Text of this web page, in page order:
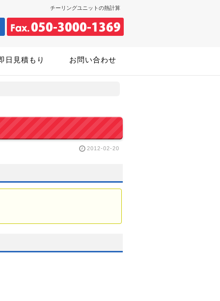
チーリングユニットの熱計算
日見積もり お問い合わせ
2012-02-20